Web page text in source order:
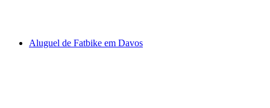
Aluguel de Fatbike em Davos